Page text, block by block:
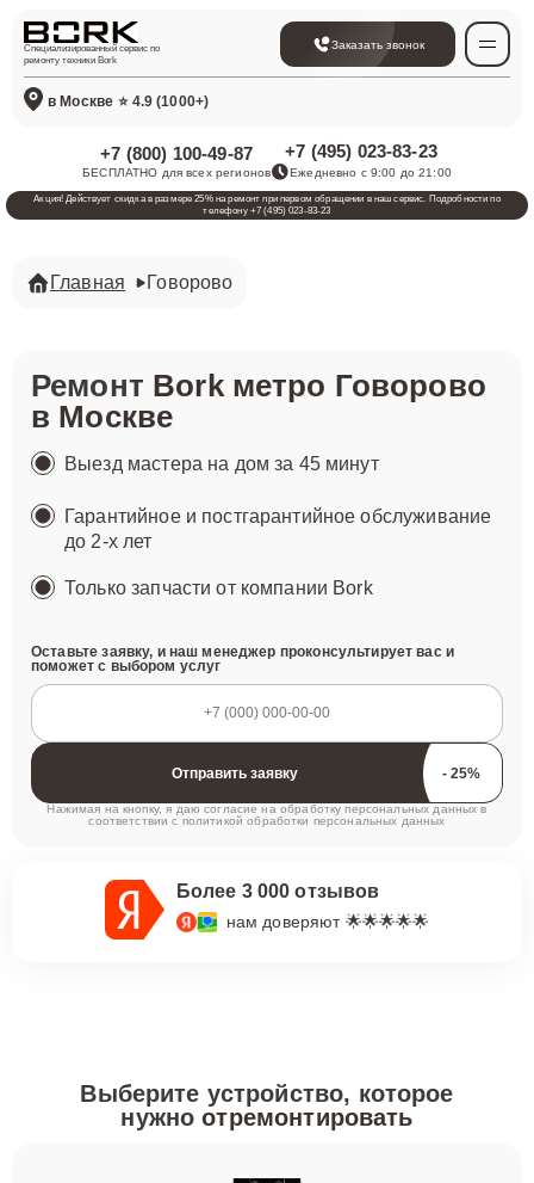
Специализированный сервис по
ремонту техники Bork
Заказать звонок
в Москве ⭐ 4.9 (1000+)
+7 (800) 100-49-87
БЕСПЛАТНО для всех регионов
+7 (495) 023-83-23
Ежедневно с 9:00 до 21:00
Акция! Действует скидка в размере 25% на ремонт при первом обращении в наш сервис. Подробности по
телефону +7 (495) 023-83-23
Главная Говорово
Ремонт Bork метро Говорово
в Москве
Выезд мастера на дом за 45 минут
Гарантийное и постгарантийное обслуживание
до 2-х лет
Только запчасти от компании Bork
Оставьте заявку, и наш менеджер проконсультирует вас и
поможет с выбором услуг
Отправить заявку
Нажимая на кнопку, я даю согласие на обработку персональных данных в
соответствии с политикой обработки персональных данных
Более 3 000 отзывов
нам доверяют 🌟🌟🌟🌟🌟
Выберите устройство, которое
нужноотремонтировать